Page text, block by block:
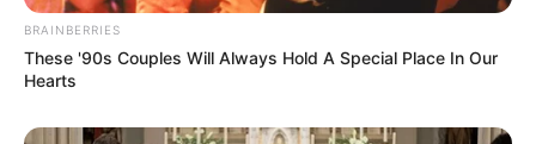
BRAINBERRIES
These '90s Couples Will Always Hold A Special Place In Our
Hearts